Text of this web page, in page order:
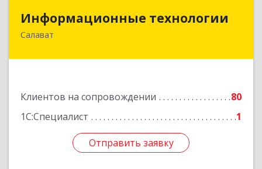
Информационные технологии
Салават
Клиентов на сопровождении
80
1С:Специалист
1
Отправить заявку
Информационные технологии
Отправить заявку